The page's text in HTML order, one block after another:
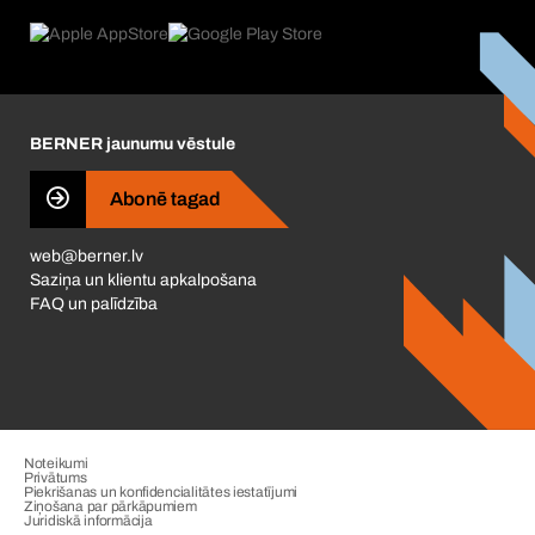
Kas mūs virza
Business Conduct
BERNER jaunumu vēstule
Abonē tagad
web@berner.lv
Saziņa un klientu apkalpošana
FAQ un palīdzība
Noteikumi
Privātums
Piekrišanas un konfidencialitātes iestatījumi
Ziņošana par pārkāpumiem
Juridiskā informācija